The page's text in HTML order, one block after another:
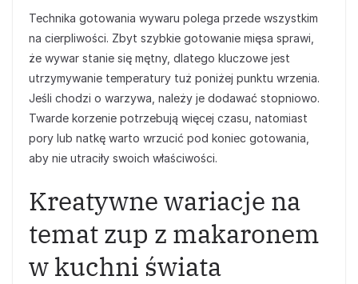
Technika gotowania wywaru polega przede wszystkim
na cierpliwości. Zbyt szybkie gotowanie mięsa sprawi,
że wywar stanie się mętny, dlatego kluczowe jest
utrzymywanie temperatury tuż poniżej punktu wrzenia.
Jeśli chodzi o warzywa, należy je dodawać stopniowo.
Twarde korzenie potrzebują więcej czasu, natomiast
pory lub natkę warto wrzucić pod koniec gotowania,
aby nie utraciły swoich właściwości.
Kreatywne wariacje na
temat zup z makaronem
w kuchni świata